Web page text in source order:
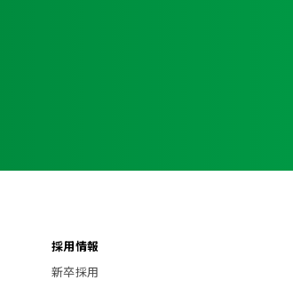
採用情報
新卒採用